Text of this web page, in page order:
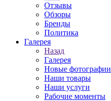
Отзывы
Обзоры
Бренды
Политика
Галерея
Назад
Галерея
Новые фотографии
Наши товары
Наши услуги
Рабочие моменты